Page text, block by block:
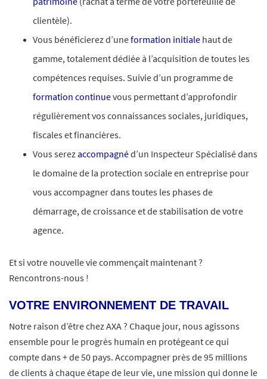
clientèle).
Vous bénéficierez d’uneformation initiale haut de
gamme, totalement dédiée à l’acquisition de toutes les
compétences requises. Suivie d’un programme de
formation continuevous permettant d’approfondir
régulièrement vos connaissances sociales, juridiques,
fiscales et financières.
Vous serez accompagnéd’un Inspecteur Spécialisé dans
le domaine de la protection sociale en entreprise pour
vous accompagner dans toutes les phases de
démarrage, de croissance et de stabilisation de votre
agence.
Et si votre nouvelle vie commençait maintenant ?
Rencontrons-nous !
VOTRE ENVIRONNEMENT DE TRAVAIL
Notre raison d’être chez AXA ? Chaque jour, nous agissons
ensemble pour le progrès humain en protégeant ce qui
compte dans + de 50 pays. Accompagner près de 95 millions
de clients à chaque étape de leur vie, une mission qui donne le